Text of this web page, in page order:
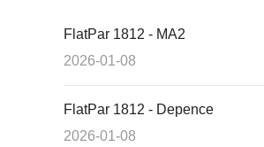
FlatPar 1812 - MA2
2026-01-08
FlatPar 1812 - Depence
2026-01-08